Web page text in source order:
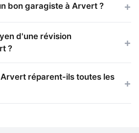
bon garagiste à Arvert ?
d'une révision
?
réparent-ils toutes les